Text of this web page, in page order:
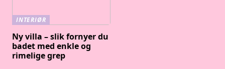
INTERIØR
Ny villa – slik fornyer du
badet med enkle og
rimelige grep